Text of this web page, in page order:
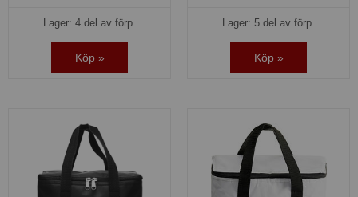
Lager: 4 del av förp.
Köp »
Lager: 5 del av förp.
Köp »